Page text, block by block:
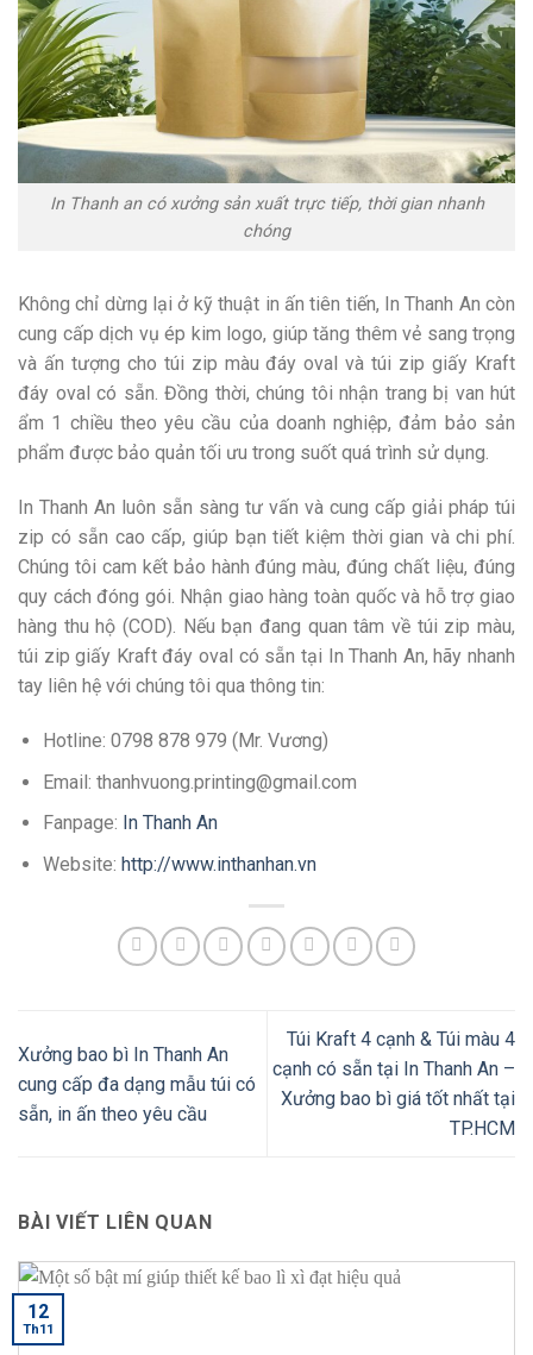
In Thanh an có xưởng sản xuất trực tiếp, thời gian nhanh
chóng
Không chỉ dừng lại ở kỹ thuật in ấn tiên tiến, In Thanh An còn
cung cấp dịch vụ ép kim logo, giúp tăng thêm vẻ sang trọng
và ấn tượng cho túi zip màu đáy oval và túi zip giấy Kraft
đáy oval có sẵn. Đồng thời, chúng tôi nhận trang bị van hút
ẩm 1 chiều theo yêu cầu của doanh nghiệp, đảm bảo sản
phẩm được bảo quản tối ưu trong suốt quá trình sử dụng.
In Thanh An luôn sẵn sàng tư vấn và cung cấp giải pháp túi
zip có sẵn cao cấp, giúp bạn tiết kiệm thời gian và chi phí.
Chúng tôi cam kết bảo hành đúng màu, đúng chất liệu, đúng
quy cách đóng gói. Nhận giao hàng toàn quốc và hỗ trợ giao
hàng thu hộ (COD). Nếu bạn đang quan tâm về túi zip màu,
túi zip giấy Kraft đáy oval có sẵn tại In Thanh An, hãy nhanh
tay liên hệ với chúng tôi qua thông tin:
Hotline: 0798 878 979 (Mr. Vương)
Email: thanhvuong.printing@gmail.com
Fanpage: In Thanh An
Website: http://www.inthanhan.vn
Xưởng bao bì In Thanh An
cung cấp đa dạng mẫu túi có
sẵn, in ấn theo yêu cầu
Túi Kraft 4 cạnh & Túi màu 4
cạnh có sẵn tại In Thanh An –
Xưởng bao bì giá tốt nhất tại
TP.HCM
BÀI VIẾT LIÊN QUAN
12
Th11